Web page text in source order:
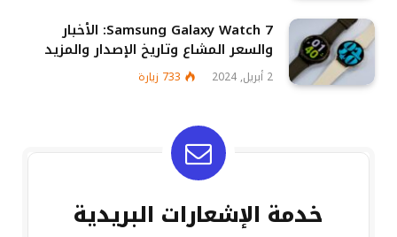
Samsung Galaxy Watch 7: الأخبار
والسعر المشاع وتاريخ الإصدار والمزيد
2 أبريل, 2024 733 زيارة
خدمة الإشعارات البريدية